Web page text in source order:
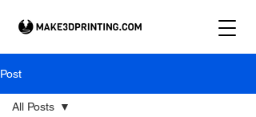
Post
All Posts